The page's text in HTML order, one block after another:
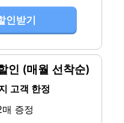
인받기
인 (매월 선착순)
고객 한정
증정